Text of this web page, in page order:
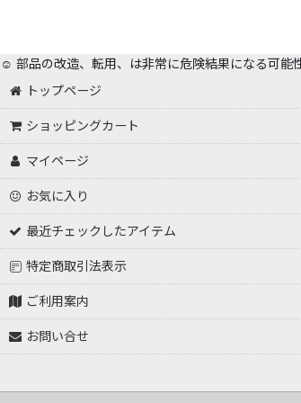
☺️ 部品の改造、転用、は非常に危険結果になる可能
トップページ
ショッピングカート
マイページ
お気に入り
最近チェックしたアイテム
特定商取引法表示
ご利用案内
お問い合せ